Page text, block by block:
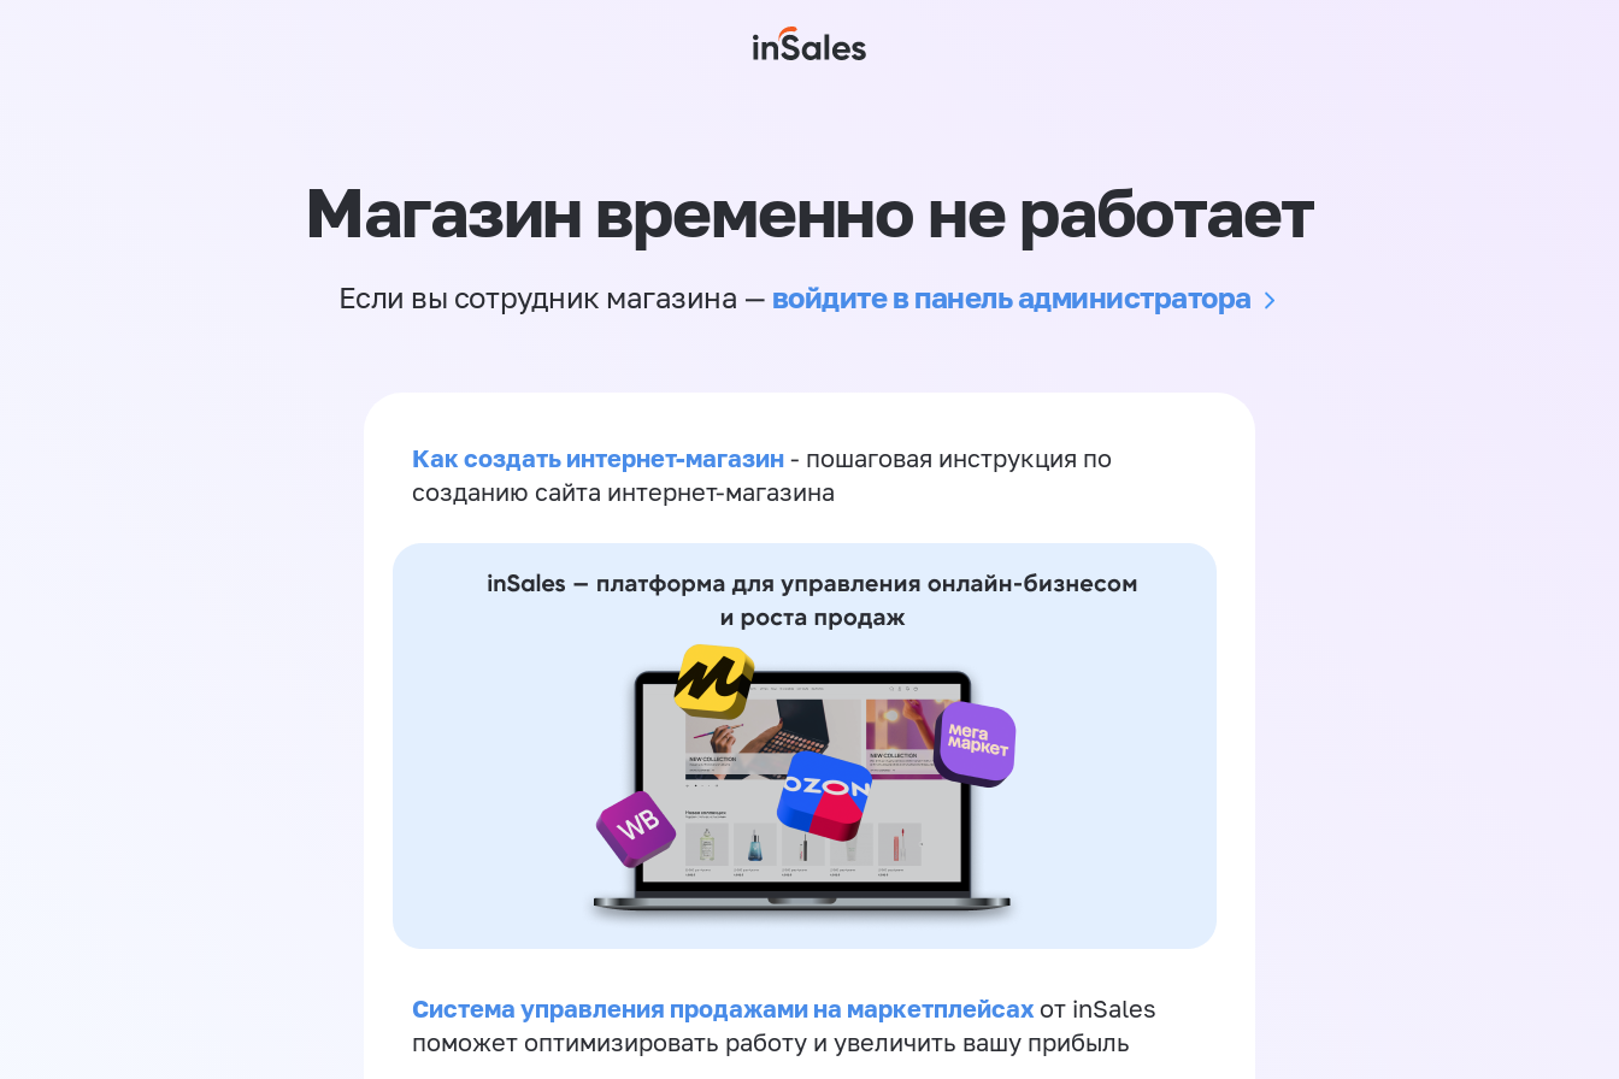
Магазин временно не работает
Если вы сотрудник магазина — войдите в панель администратора
Как создать интернет-магазин - пошаговая инструкция по
созданию сайта интернет-магазина
Система управления продажами на маркетплейсах от inSales
поможет оптимизировать работу и увеличить вашу прибыль